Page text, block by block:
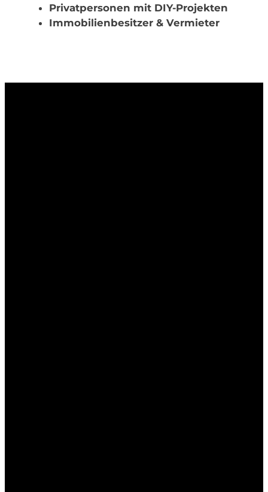
Privatpersonen mit DIY-Projekten
Immobilienbesitzer & Vermieter